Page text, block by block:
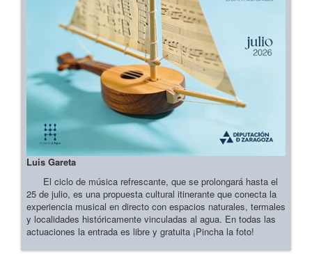
Luis Gareta
El ciclo de música refrescante, que se prolongará hasta el
25 de julio, es una propuesta cultural itinerante que conecta la
experiencia musical en directo con espacios naturales, termales
y localidades históricamente vinculadas al agua. En todas las
actuaciones la entrada es libre y gratuita ¡Pincha la foto!